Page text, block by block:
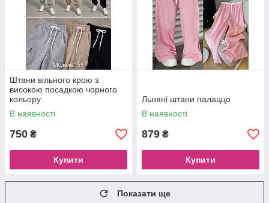
Штани вільного крою з
високою посадкою чорного
кольору
В наявності
750 ₴
Купити
Льняні штани палаццо
В наявності
879 ₴
Купити
Показати ще